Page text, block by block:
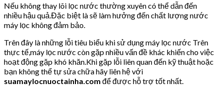
Nếu không thay lõi lọc nước thường xuyên có thể dẫn đến
nhiều hậu quả.Đặc biệt là sẽ làm hưởng đến chất lượng nước
máy lọc không đảm bảo.
Trên đây là những lỗi tiêu biểu khi sử dụng máy lọc nước Trên
thực tế,máy lọc nước còn gặp nhiều vấn đề khác khiến cho việc
hoạt động gặp khó khăn.Khi gặp lỗi liên quan đến kỹ thuật hoặc
bạn không thể tự sửa chữa hãy liên hệ với
suamaylocnuoctainha.com để được hỗ trợ tốt nhất.